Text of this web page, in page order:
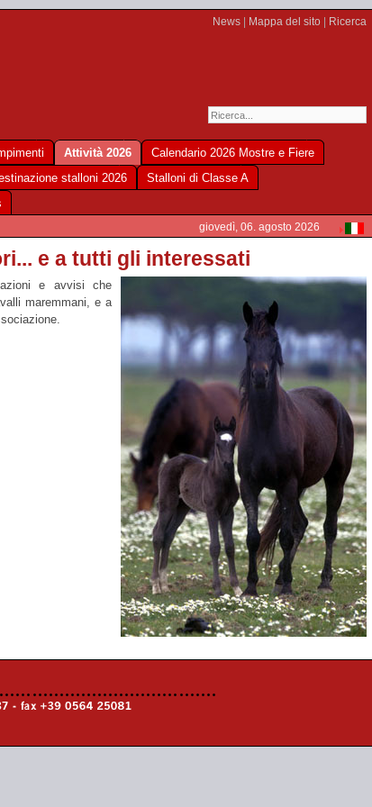
News Mappa del sito Ricerca
Attività 2026
Calendario 2026 Mostre e Fiere
stalloni 2026
Stalloni di Classe A
giovedì, 06. agosto 2026
e a tutti gli interessati
e avvisi che
maremmani, e a